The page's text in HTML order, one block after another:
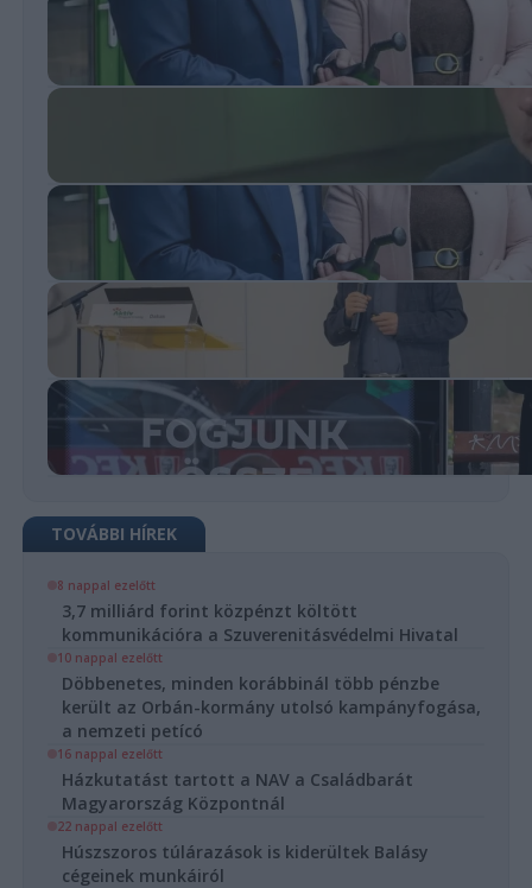
TOVÁBBI HÍREK
8 nappal ezelőtt
3,7 milliárd forint közpénzt költött
kommunikációra a Szuverenitásvédelmi Hivatal
10 nappal ezelőtt
Döbbenetes, minden korábbinál több pénzbe
került az Orbán-kormány utolsó kampányfogása,
a nemzeti petícó
16 nappal ezelőtt
Házkutatást tartott a NAV a Családbarát
Magyarország Központnál
22 nappal ezelőtt
Húszszoros túlárazások is kiderültek Balásy
cégeinek munkáiról